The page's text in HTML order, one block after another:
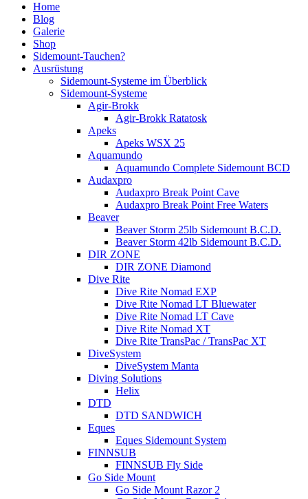
Home
Blog
Galerie
Shop
Sidemount-Tauchen?
Ausrüstung
Sidemount-Systeme im Überblick
Sidemount-Systeme
Agir-Brokk
Agir-Brokk Ratatosk
Apeks
Apeks WSX 25
Aquamundo
Aquamundo Complete Sidemount BCD
Audaxpro
Audaxpro Break Point Cave
Audaxpro Break Point Free Waters
Beaver
Beaver Storm 25lb Sidemount B.C.D.
Beaver Storm 42lb Sidemount B.C.D.
DIR ZONE
DIR ZONE Diamond
Dive Rite
Dive Rite Nomad EXP
Dive Rite Nomad LT Bluewater
Dive Rite Nomad LT Cave
Dive Rite Nomad XT
Dive Rite TransPac / TransPac XT
DiveSystem
DiveSystem Manta
Diving Solutions
Helix
DTD
DTD SANDWICH
Eques
Eques Sidemount System
FINNSUB
FINNSUB Fly Side
Go Side Mount
Go Side Mount Razor 2